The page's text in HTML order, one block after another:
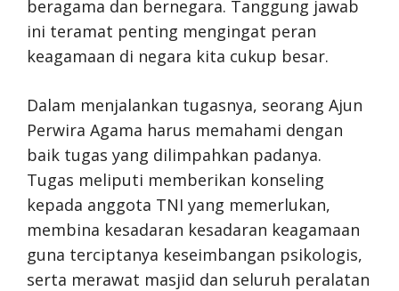
beragama dan bernegara. Tanggung jawab
ini teramat penting mengingat peran
keagamaan di negara kita cukup besar.
Dalam menjalankan tugasnya, seorang Ajun
Perwira Agama harus memahami dengan
baik tugas yang dilimpahkan padanya.
Tugas meliputi memberikan konseling
kepada anggota TNI yang memerlukan,
membina kesadaran kesadaran keagamaan
guna terciptanya keseimbangan psikologis,
serta merawat masjid dan seluruh peralatan